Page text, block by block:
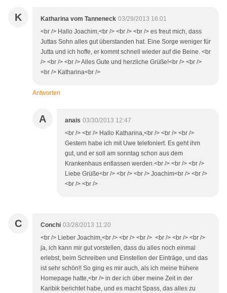
K Katharina vom Tanneneck 03/29/2013 16:01
<br /> Hallo Joachim,<br /> <br /> <br /> es freut mich, dass
Juttas Sohn alles gut überstanden hat. Eine Sorge weniger für
Jutta und ich hoffe, er kommt schnell wieder auf die Beine. <br
/> <br /> <br /> Alles Gute und herzliche Grüße!<br /> <br />
<br /> Katharina<br />
Antworten
A anais 03/30/2013 12:47
<br /> <br /> Hallo Katharina,<br /> <br /> <br />
Gestern habe ich mit Uwe telefoniert. Es geht ihm
gut, und er soll am sonntag schon aus dem
Krankenhaus entlassen werden.<br /> <br /> <br />
Liebe Grüße<br /> <br /> <br /> Joachim<br /> <br />
<br /> <br />
C Conchi 03/28/2013 11:20
<br /> Lieber Joachim,<br /> <br /> <br /> <br /> <br /> <br />
ja, ich kann mir gut vorstellen, dass du alles noch einmal
erlebst, beim Schreiben und Einstellen der Einträge, und das
ist sehr schön!! So ging es mir auch, als ich meine frühere
Homepage hatte,<br /> in der ich über meine Zeit in der
Karibik berichtet habe, und es macht Spass, das alles zu